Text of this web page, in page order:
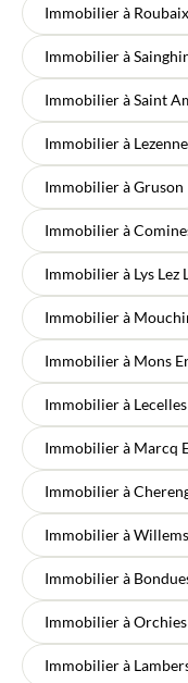
Immobilier à Roubaix
Immobilier à
Immobilier à Saint
Immobilier à
Immobilier à Gruson
Immobilier à
Immobilier à Lys Lez
Immobilier à
Immobilier à Mons
Immobilier à Lecelles
Immobilier à Marcq
Immobilier à
Immobilier à Willems
Immobilier à
Immobilier à Orchies
Immobilier à